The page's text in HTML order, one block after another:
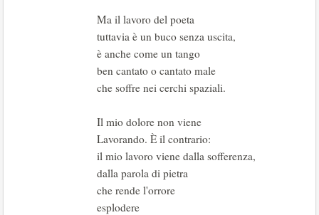
Ma il lavoro del poeta
tuttavia è un buco senza uscita,
è anche come un tango
ben cantato o cantato male
che soffre nei cerchi spaziali.
Il mio dolore non viene
Lavorando. È il contrario:
il mio lavoro viene dalla sofferenza,
dalla parola di pietra
che rende l'orrore
esplodere